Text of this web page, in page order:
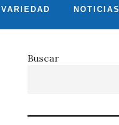
VARIEDAD NOTICIAS
Buscar